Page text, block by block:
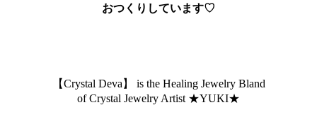
おつくりしています♡
【Crystal Deva】 is the Healing Jewelry Bland
of Crystal Jewelry Artist ★YUKI★